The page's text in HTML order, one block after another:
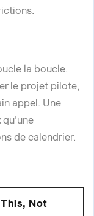
la boucle.
le projet pilote,
appel. Une
qu'une
de calendrier.
This, Not